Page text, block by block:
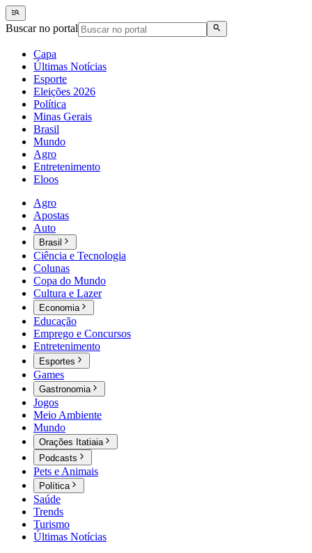
Buscar no portal
Capa
Últimas Notícias
Esporte
Eleições 2026
Política
Minas Gerais
Brasil
Mundo
Agro
Entretenimento
Eloos
Agro
Apostas
Auto
Brasil
Ciência e Tecnologia
Colunas
Copa do Mundo
Cultura e Lazer
Economia
Educação
Emprego e Concursos
Entretenimento
Esportes
Games
Gastronomia
Jogos
Meio Ambiente
Mundo
Orações Itatiaia
Podcasts
Pets e Animais
Política
Saúde
Trends
Turismo
Últimas Notícias